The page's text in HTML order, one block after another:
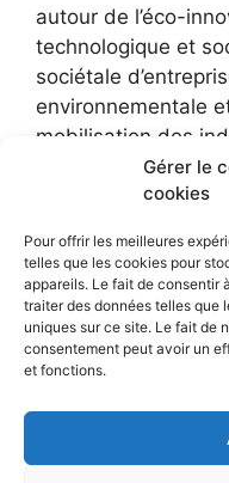
Gérer le
cookies
Pour offrir les meilleures
telles que les cookies pour
appareils. Le fait de consentir
traiter des données telles que
uniques sur ce site. Le fait de
consentement peut avoir un
et fonctions.
autour de l’éco-
technologique et
sociétale
environnementale
mobilisation des
développement